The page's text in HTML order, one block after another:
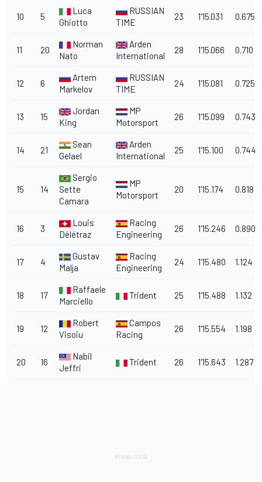
10 5
Luca
Ghiotto
RUSSIAN
TIME
23 1'15.031 0.675
11 20
Norman
Nato
Arden
International
28 1'15.066 0.710
12 6
Artem
Markelov
RUSSIAN
TIME
24 1'15.081 0.725
13 15
Jordan
King
MP
Motorsport
26 1'15.099 0.743
14 21
Sean
Gelael
Arden
International
25 1'15.100 0.744
15 14
Sergio
Sette
Camara
MP
Motorsport
20 1'15.174 0.818
16 3
Louis
Délétraz
Racing
Engineering
26 1'15.246 0.890
17 4
Gustav
Malja
Racing
Engineering
24 1'15.480 1.124
18 17
Raffaele
Marciello
Trident 25 1'15.488 1.132
19 12
Robert
Visoiu
Campos
Racing
26 1'15.554 1.198
20 16
Nabil
Jeffri
Trident 26 1'15.643 1.287